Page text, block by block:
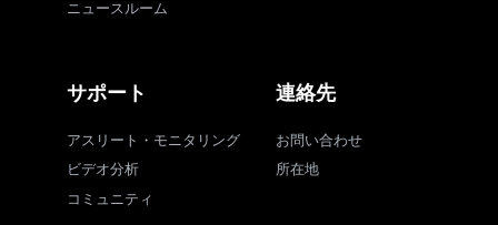
ニュースルーム
サポート
アスリート・モニタリング
ビデオ分析
コミュニティ
連絡先
お問い合わせ
所在地